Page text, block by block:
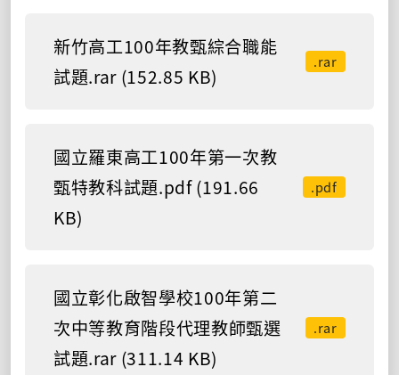
新竹高工100年教甄綜合職能
試題.rar (152.85 KB)
.rar
國立羅東高工100年第一次教
甄特教科試題.pdf (191.66
KB)
.pdf
國立彰化啟智學校100年第二
次中等教育階段代理教師甄選
試題.rar (311.14 KB)
.rar